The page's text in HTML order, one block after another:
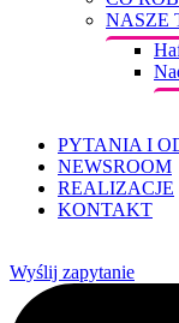
NASZE
PYTANIA I
NEWSROOM
REALIZACJE
KONTAKT
Wyślij zapytanie